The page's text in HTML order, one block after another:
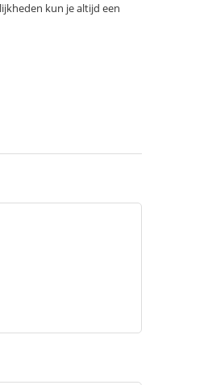
kun je altijd een